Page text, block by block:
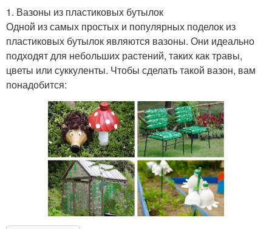
1. Вазоны из пластиковых бутылок
Одной из самых простых и популярных поделок из
пластиковых бутылок являются вазоны. Они идеально
подходят для небольших растений, таких как травы,
цветы или суккуленты. Чтобы сделать такой вазон, вам
понадобится: